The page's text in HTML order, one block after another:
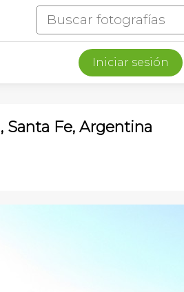
Iniciar sesión
Fe, Argentina